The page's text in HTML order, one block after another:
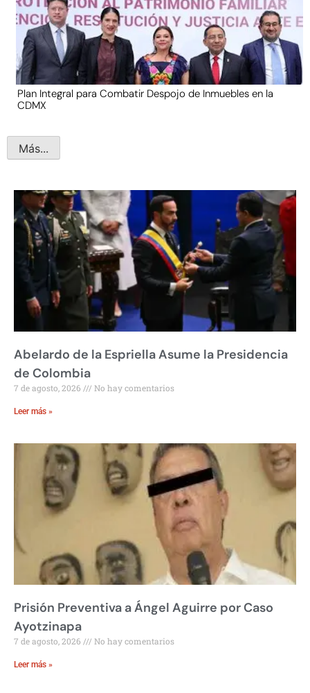
Plan Integral para Combatir Despojo de Inmuebles en la
CDMX
Más...
Abelardo de la Espriella Asume la Presidencia
de Colombia
7 de agosto, 2026 No hay comentarios
Leer más »
Prisión Preventiva a Ángel Aguirre por Caso
Ayotzinapa
7 de agosto, 2026 No hay comentarios
Leer más »